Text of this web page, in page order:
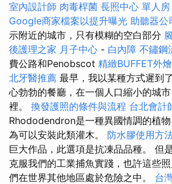
室內設計師 肉毒桿菌 長照中心 單人房
Google商家檔案以提升曝光 助聽器公
示附近的城市，只有模糊的空白部分
後護理之家 月子中心 - 白內障 不鏽鋼
費公路和Penobscot 精緻BUFFET外
北牙醫推薦 最早，我以某種方式遲到
心勃勃的餐廳，在一個人口縮小的城
裡。 換發護照的條件與流程 台北會計
Rhododendron是一種異國情調的植
為可以安裝此類灌木。 防水膠使用方
巨大作品，此選項是抗凍品品種。 但
克服我們的工業捕魚實踐，也許這些
們在世界其他地區處於危險之中。 台